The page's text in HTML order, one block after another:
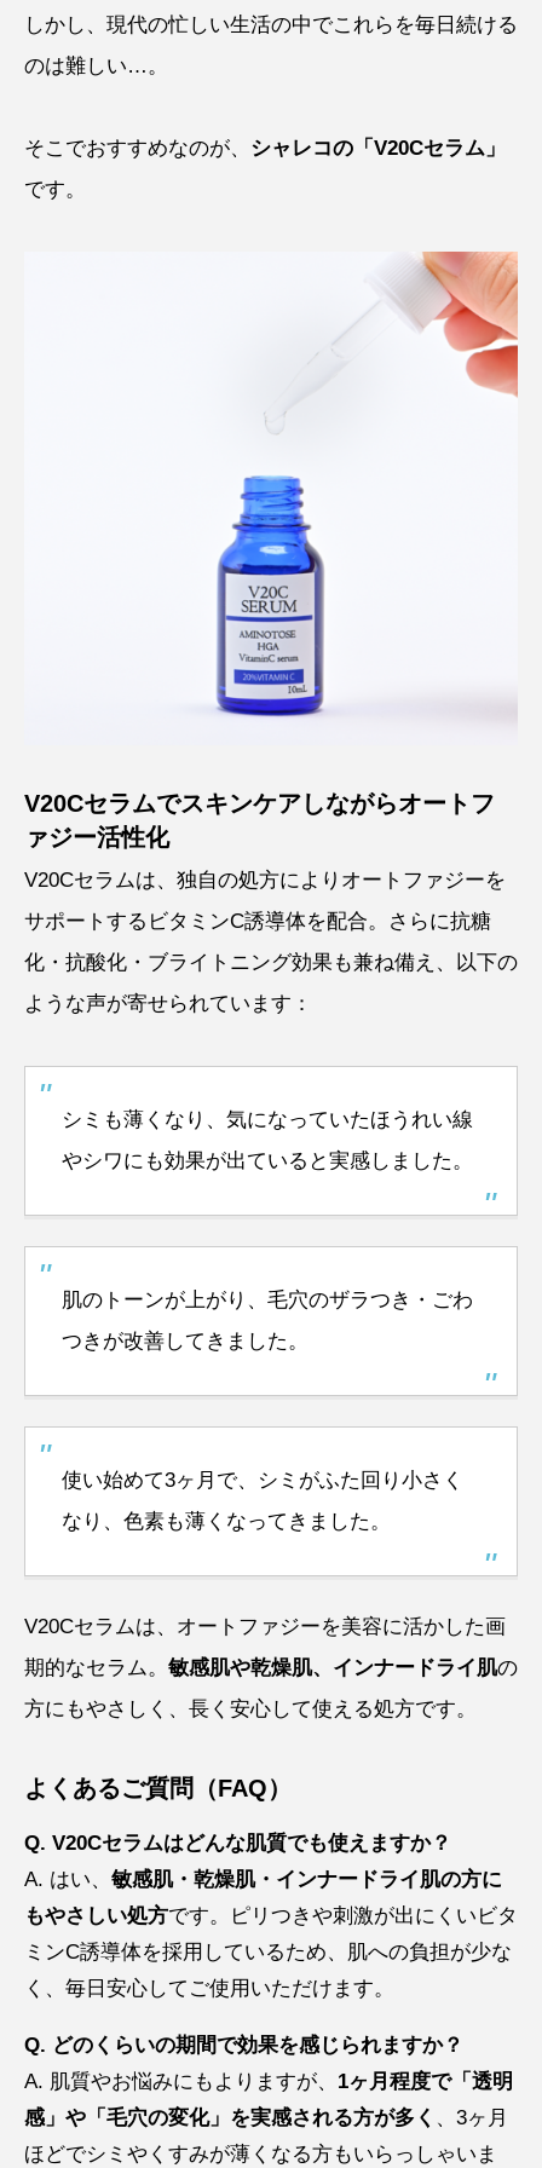
しかし、現代の忙しい生活の中でこれらを毎日続ける
のは難しい…。
そこでおすすめなのが、 シャレコの「V20Cセラム」
です。
V20Cセラムでスキンケアしながらオートフ
ァジー活性化
V20Cセラムは、独自の処方によりオートファジーを
サポートするビタミンC誘導体を配合。さらに抗糖
化・抗酸化・ブライトニング効果も兼ね備え、以下の
ような声が寄せられています：
シミも薄くなり、気になっていたほうれい線
やシワにも効果が出ていると実感しました。
肌のトーンが上がり、毛穴のザラつき・ごわ
つきが改善してきました。
使い始めて3ヶ月で、シミがふた回り小さく
なり、色素も薄くなってきました。
V20Cセラムは、オートファジーを美容に活かした画
期的なセラム。 敏感肌や乾燥肌、インナードライ肌の
方にもやさしく、長く安心して使える処方です。
よくあるご質問（FAQ）
Q. V20Cセラムはどんな肌質でも使えますか？
A. はい、 敏感肌・乾燥肌・インナードライ肌の方に
もやさしい処方です。ピリつきや刺激が出にくいビタ
ミンC誘導体を採用しているため、肌への負担が少な
く、毎日安心してご使用いただけます。
Q. どのくらいの期間で効果を感じられますか？
A. 肌質やお悩みにもよりますが、 1ヶ月程度で「透明
感」や「毛穴の変化」を実感される方が多く 、3ヶ月
ほどでシミやくすみが薄くなる方もいらっしゃいま